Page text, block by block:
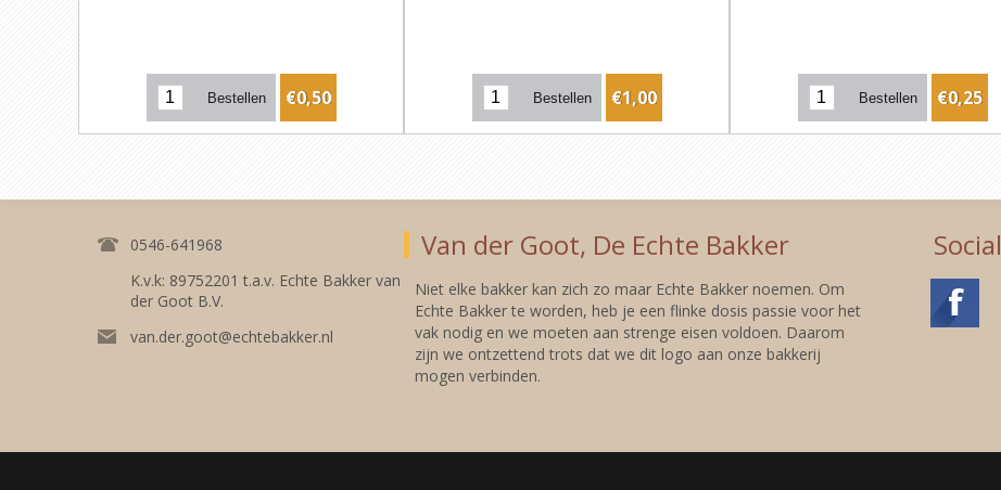
€0,50 €1,00 €0,25
0546-641968
K.v.k: 89752201 t.a.v. Echte Bakker van
der Goot B.V.
van.der.goot@echtebakker.nl
Van der Goot, De Echte Bakker
Niet elke bakker kan zich zo maar Echte Bakker noemen. Om
Echte Bakker te worden, heb je een flinke dosis passie voor het
vak nodig en we moeten aan strenge eisen voldoen. Daarom
zijn we ontzettend trots dat we dit logo aan onze bakkerij
mogen verbinden.
Social